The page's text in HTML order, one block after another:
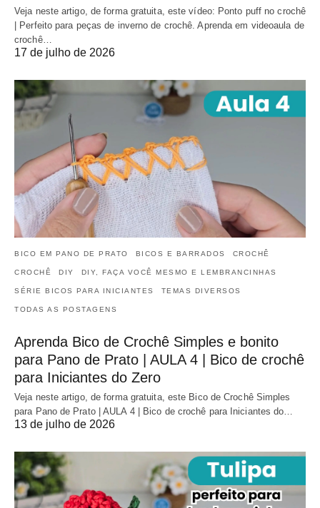
Veja neste artigo, de forma gratuita, este vídeo: Ponto puff no crochê
| Perfeito para peças de inverno de crochê. Aprenda em videoaula de
crochê…
17 de julho de 2026
BICO EM PANO DE PRATO BICOS E BARRADOS CROCHÊ
CROCHÊ DIY DIY, FAÇA VOCÊ MESMO E LEMBRANCINHAS
SÉRIE BICOS PARA INICIANTES TEMAS DIVERSOS
TODAS AS POSTAGENS
Aprenda Bico de Crochê Simples e bonito
para Pano de Prato | AULA 4 | Bico de crochê
para Iniciantes do Zero
Veja neste artigo, de forma gratuita, este Bico de Crochê Simples
para Pano de Prato | AULA 4 | Bico de crochê para Iniciantes do…
13 de julho de 2026